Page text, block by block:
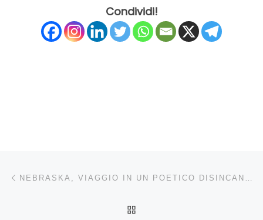
Condividi!
Navigazione articoli